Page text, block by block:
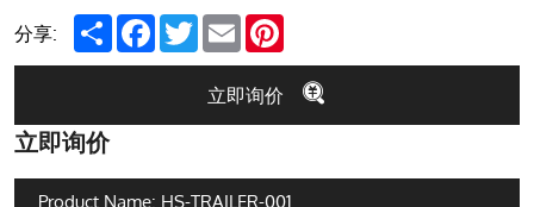
分享: Share FacebookTwitterEmail
立即询价
立即询价